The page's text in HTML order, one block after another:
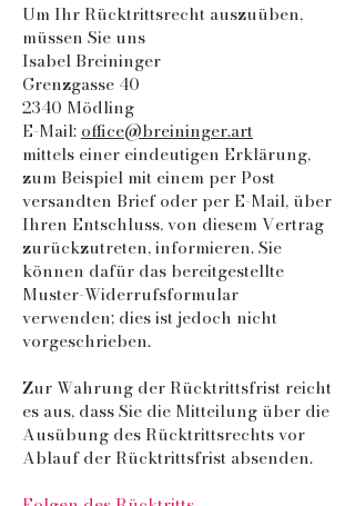
Um Ihr Rücktrittsrecht auszuüben,
müssen Sie uns
Isabel Breininger
Grenzgasse 40
2340 Mödling
E-Mail: office@breininger.art
mittels einer eindeutigen Erklärung,
zum Beispiel mit einem per Post
versandten Brief oder per E-Mail, über
Ihren Entschluss, von diesem Vertrag
zurückzutreten, informieren. Sie
können dafür das bereitgestellte
Muster-Widerrufsformular
verwenden; dies ist jedoch nicht
vorgeschrieben.
Zur Wahrung der Rücktrittsfrist reicht
es aus, dass Sie die Mitteilung über die
Ausübung des Rücktrittsrechts vor
Ablauf der Rücktrittsfrist absenden.